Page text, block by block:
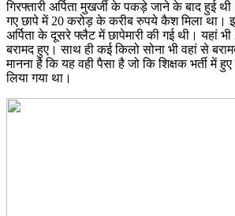
गिरफ्तारी अर्पिता मुखर्जी के पकड़े जाने के बाद हुई
गए छापे में 20 करोड़ के करीब रुपये कैश मिला था।
अर्पिता के दूसरे फ्लैट में छापेमारी की गई थी। यहां
बरामद हुए। साथ ही कई किलो सोना भी वहां से
मानना है कि यह वही पैसा है जो कि शिक्षक भर्ती में
लिया गया था।